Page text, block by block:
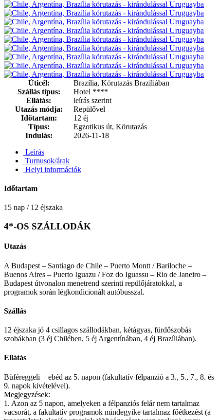
Úticél:
Brazília, Körutazás Brazíliában
Szállás típus:
Hotel ****
Ellátás:
leírás szerint
Utazás módja:
Repülővel
Időtartam:
12 éj
Típus:
Egzotikus út, Körutazás
Indulás:
2026-11-18
Leírás
Turnusok/árak
Helyi információk
Időtartam
15 nap / 12 éjszaka
4*-OS SZÁLLODÁK
Utazás
A Budapest – Santiago de Chile – Puerto Montt / Bariloche –
Buenos Aires – Puerto Iguazu / Foz do Iguassu – Rio de Janeiro –
Budapest útvonalon menetrend szerinti repülőjáratokkal, a
programok során légkondicionált autóbusszal.
Szállás
12 éjszaka jó 4 csillagos szállodákban, kétágyas, fürdőszobás
szobákban (3 éj Chilében, 5 éj Argentínában, 4 éj Brazíliában).
Ellátás
Büféreggeli + ebéd az 5. napon (fakultatív félpanzió a 3., 5., 7., 8. és
9. napok kivételével).
Megjegyzések:
1. Azon az 5 napon, amelyeken a félpanziós felár nem tartalmaz
vacsorát, a fakultatív programok mindegyike tartalmaz főétkezést (a